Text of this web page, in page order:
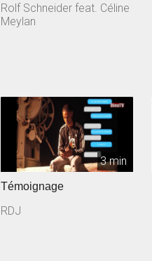
Rolf Schneider feat. Céline
Meylan
3 min
Témoignage
RDJ